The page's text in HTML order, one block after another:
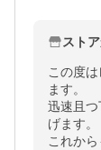
スト
この度
ます。
迅速且
げます。
これか